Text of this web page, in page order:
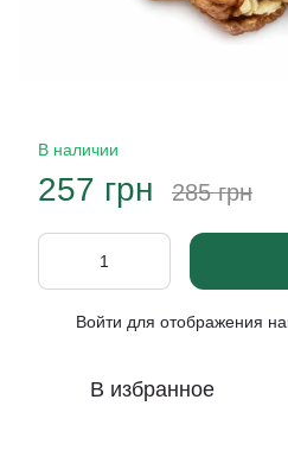
В наличии
257 грн 285 грн
Войти для отображения
В избранное